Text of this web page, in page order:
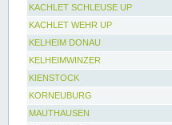
KACHLET SCHLEUSE UP
KACHLET WEHR UP
KELHEIM DONAU
KELHEIMWINZER
KIENSTOCK
KORNEUBURG
MAUTHAUSEN